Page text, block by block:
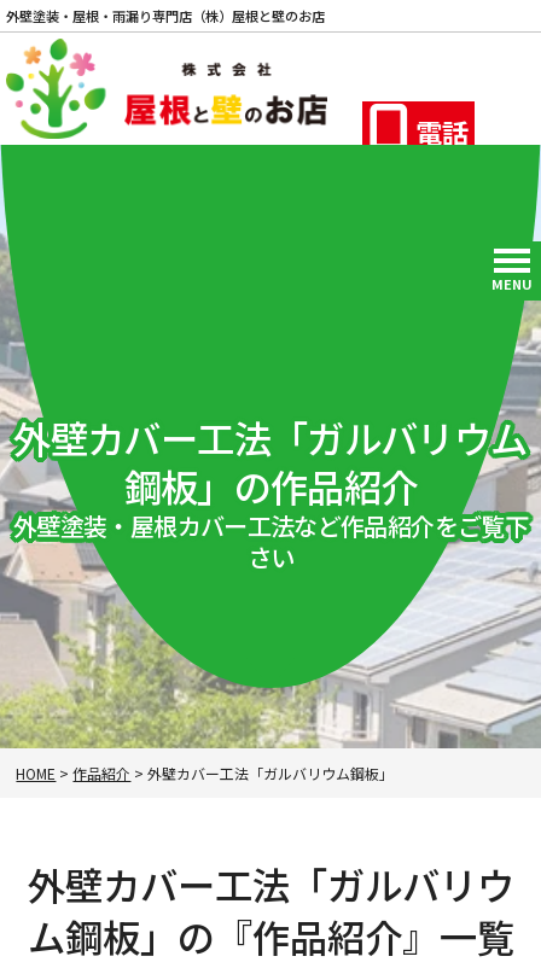
外壁塗装・屋根・雨漏り専門店（株）屋根と壁のお店
電話
MENU
外壁カバー工法「ガルバリウム
鋼板」の作品紹介
外壁塗装・屋根カバー工法など作品紹介をご覧下
さい
HOME >作品紹介 >外壁カバー工法「ガルバリウム鋼板」
外壁カバー工法「ガルバリウ
ム鋼板」の『作品紹介』一覧